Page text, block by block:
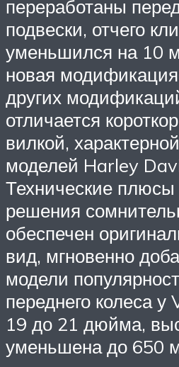
переработаны
подвески, отчего
уменьшился на 10
новая
других
отличается
вилкой,
моделей Harley
Технические плюсы
решения
обеспечен
вид, мгновенно
модели
переднего колеса у
19 до 21 дюйма,
уменьшена до 650